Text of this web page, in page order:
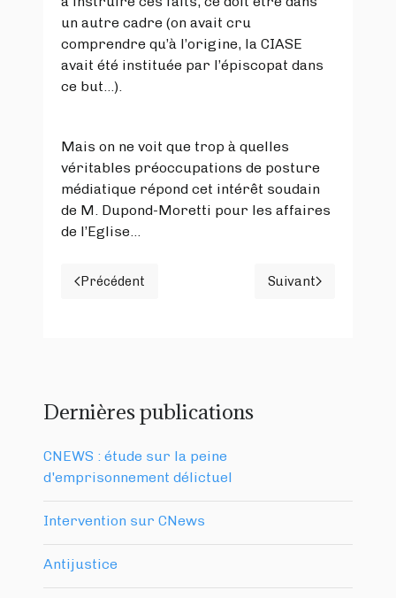
un autre cadre (on avait cru
comprendre qu’à l’origine, la CIASE
avait été instituée par l’épiscopat dans
ce but…).
Mais on ne voit que trop à quelles
véritables préoccupations de posture
médiatique répond cet intérêt soudain
de M. Dupond-Moretti pour les affaires
de l’Eglise…
Article précédent : UN SEVERE « RAPPEL A
Précédent
Article suivant :
Suivant
Dernières publications
CNEWS : étude sur la peine
d'emprisonnement délictuel
Intervention sur CNews
Antijustice